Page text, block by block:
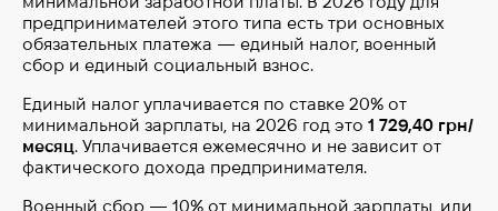
предпринимателей этого типа есть три основных
обязательных платежа — единый налог, военный
сбор и единый социальный взнос.
Единый налог уплачивается по ставке 20% от
минимальной зарплаты, на 2026 год это 1 729,40 грн/
месяц. Уплачивается ежемесячно и не зависит от
фактического дохода предпринимателя.
Военный сбор — 10% от минимальной зарплаты, или